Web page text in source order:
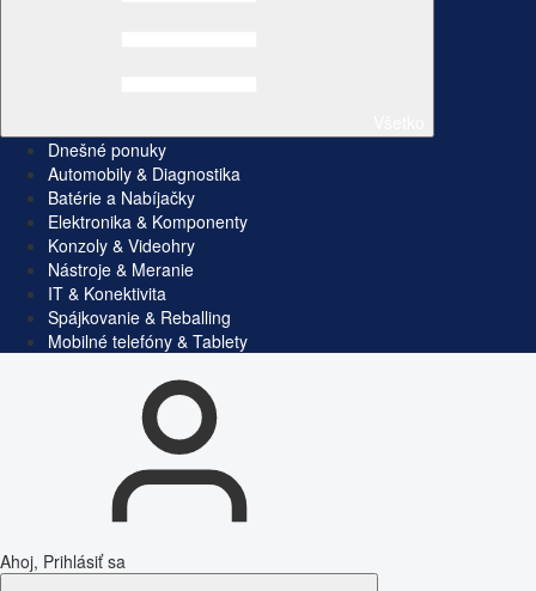
Dnešné ponuky
Automobily & Diagnostika
Batérie a Nabíjačky
Elektronika & Komponenty
Konzoly & Videohry
Nástroje & Meranie
IT & Konektivita
Spájkovanie & Reballing
Mobilné telefóny & Tablety
Ahoj, Prihlásiť sa